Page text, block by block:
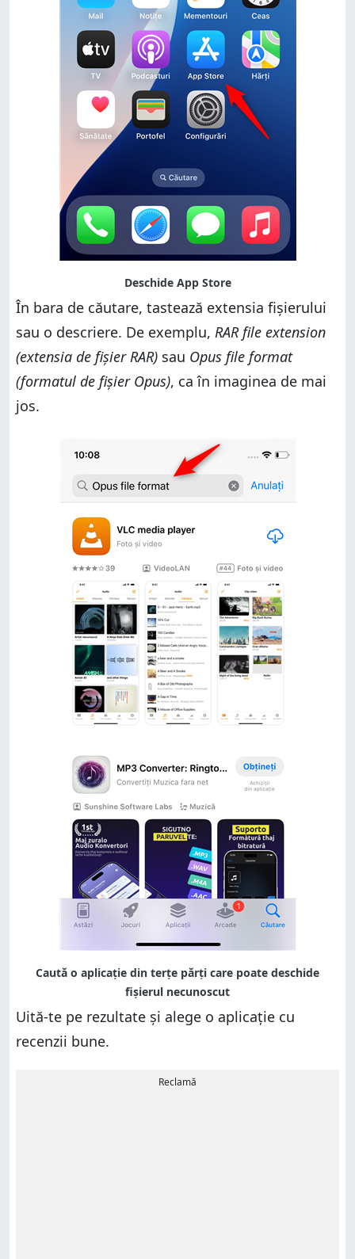
În bara de căutare, tastează extensia fișierului
sau o descriere. De exemplu, RAR file extension
(extensia de fișier RAR) sau Opus file format
(formatul de fișier Opus), ca în imaginea de mai
jos.
Uită-te pe rezultate și alege o aplicație cu
recenzii bune.
Reclamă